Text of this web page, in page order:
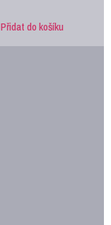
Přidat do košíku